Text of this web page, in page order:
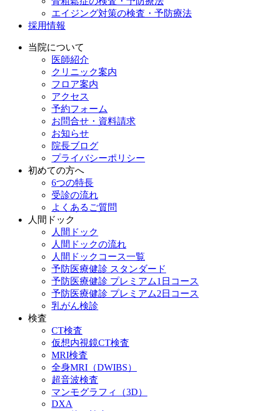
エイジング対策の検査・予防療法
採用情報
当院について
医師紹介
クリニック案内
フロア案内
アクセス
予約フォーム
お問合せ・資料請求
お知らせ
院長ブログ
プライバシーポリシー
初めての方へ
6つの特長
受診の流れ
よくあるご質問
人間ドック
人間ドック
人間ドックの流れ
人間ドックコース一覧
予防医療健診 スタンダード
予防医療健診 プレミアム1日コース
予防医療健診 プレミアム2日コース
乳がん検診
検査
CT検査
仮想内視鏡CT検査
MRI検査
全身MRI（DWIBS）
超音波検査
マンモグラフィ（3D）
DXA